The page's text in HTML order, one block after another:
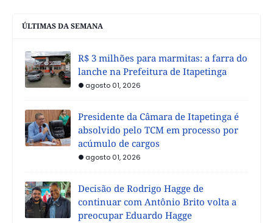
ÚLTIMAS DA SEMANA
R$ 3 milhões para marmitas: a farra do
lanche na Prefeitura de Itapetinga
agosto 01, 2026
Presidente da Câmara de Itapetinga é
absolvido pelo TCM em processo por
acúmulo de cargos
agosto 01, 2026
Decisão de Rodrigo Hagge de
continuar com Antônio Brito volta a
preocupar Eduardo Hagge